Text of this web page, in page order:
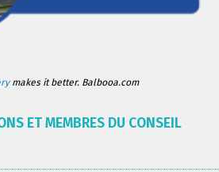
makes it better. Balbooa.com
ET MEMBRES DU CONSEIL